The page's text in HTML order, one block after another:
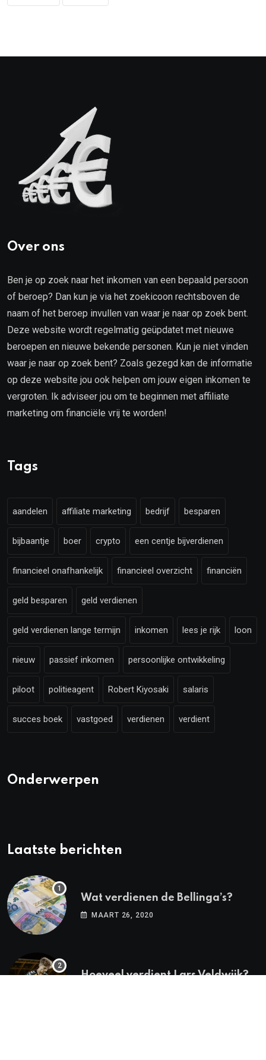
Over ons
Ben je op zoek naar het inkomen van een bepaald persoon
of beroep? Dan kun je via het zoekicoon rechtsboven de
naam of het beroep invullen van waar je naar op zoek bent.
Deze website wordt regelmatig geüpdatet met nieuwe
beroepen en nieuwe bekende personen. Kun je niet vinden
waar je naar op zoek bent? Zoals gezegd kan de informatie
op deze website jou ook helpen om jouw eigen inkomen te
vergroten. Ik adviseer jou om te beginnen met affiliate
marketing om financiële vrij te worden!
Tags
aandelen affiliate marketing bedrijf besparen
bijbaantje boer crypto een centje bijverdienen
financieel onafhankelijk financieel overzicht financiën
geld besparen geld verdienen
geld verdienen lange termijn inkomen lees je rijk loon
nieuw passief inkomen persoonlijke ontwikkeling
piloot politieagent Robert Kiyosaki salaris
succes boek vastgoed verdienen verdient
Onderwerpen
Laatste berichten
Wat verdienen de Bellinga’s?
MAART 26, 2020
Hoeveel verdient Lars Veldwijk?